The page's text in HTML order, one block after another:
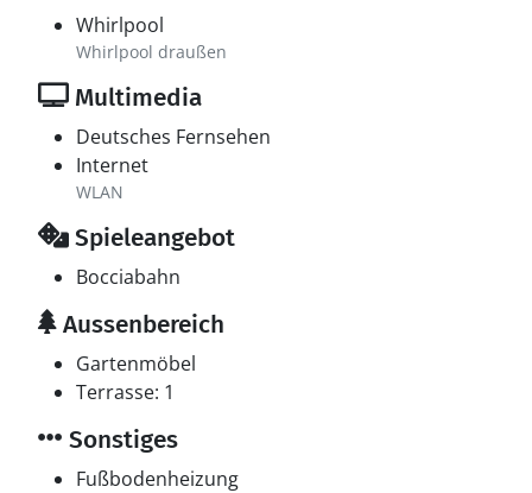
Whirlpool
Whirlpool draußen
Multimedia
Deutsches Fernsehen
Internet
WLAN
Spieleangebot
Bocciabahn
Aussenbereich
Gartenmöbel
Terrasse: 1
Sonstiges
Fußbodenheizung